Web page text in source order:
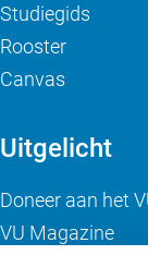
Studiegids
Rooster
Canvas
Uitgelicht
Doneer aan het
VU Magazine